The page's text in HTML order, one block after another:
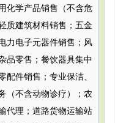
化学产品销售（不含危
质建筑材料销售；五金
力电子元器件销售；风
品零售；餐饮器具集中
配件销售；专业保洁、
（不含动物诊疗）；农
代理；道路货物运输站